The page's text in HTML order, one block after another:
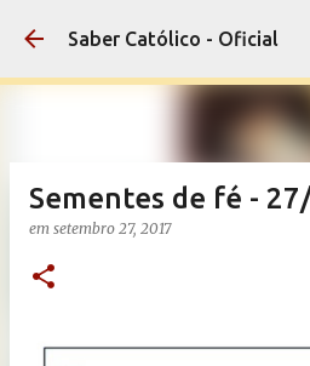
Pular para o
Saber Católico - Oficial
Sementes de fé -
em setembro 27, 2017